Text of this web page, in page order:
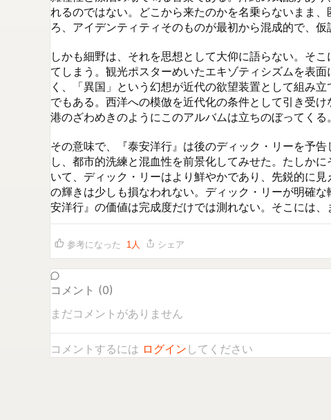
れるのではない。どこから来たのかを名乗らないまま
ろ、アイデンティティそのものが最初から混成的で、
しかも細野は、それを思想として大仰に語らない。そ
てしまう。観光ポスターめいたエキゾティシズムを表
く、「異国」という幻想が近代の欲望装置として組み
でもある。西洋への模倣を近代化の条件として引き受
港のざわめきのようにこのアルバムは立ちのぼってくる。
その意味で、『泰安洋行』は後のディック・リーを予
し、都市的洗練と混血性を前景化してみせた。たしか
いて、ディック・リーはより鮮やかであり、先鋭的に
の輝きは少しも損なわれない。ディック・リーが明確
安洋行』の価値は完成度だけでは測れない。そこには
参考になった 1人 シェア
コメント (0)
まだコメントがありません
コメントするには ログイン してください